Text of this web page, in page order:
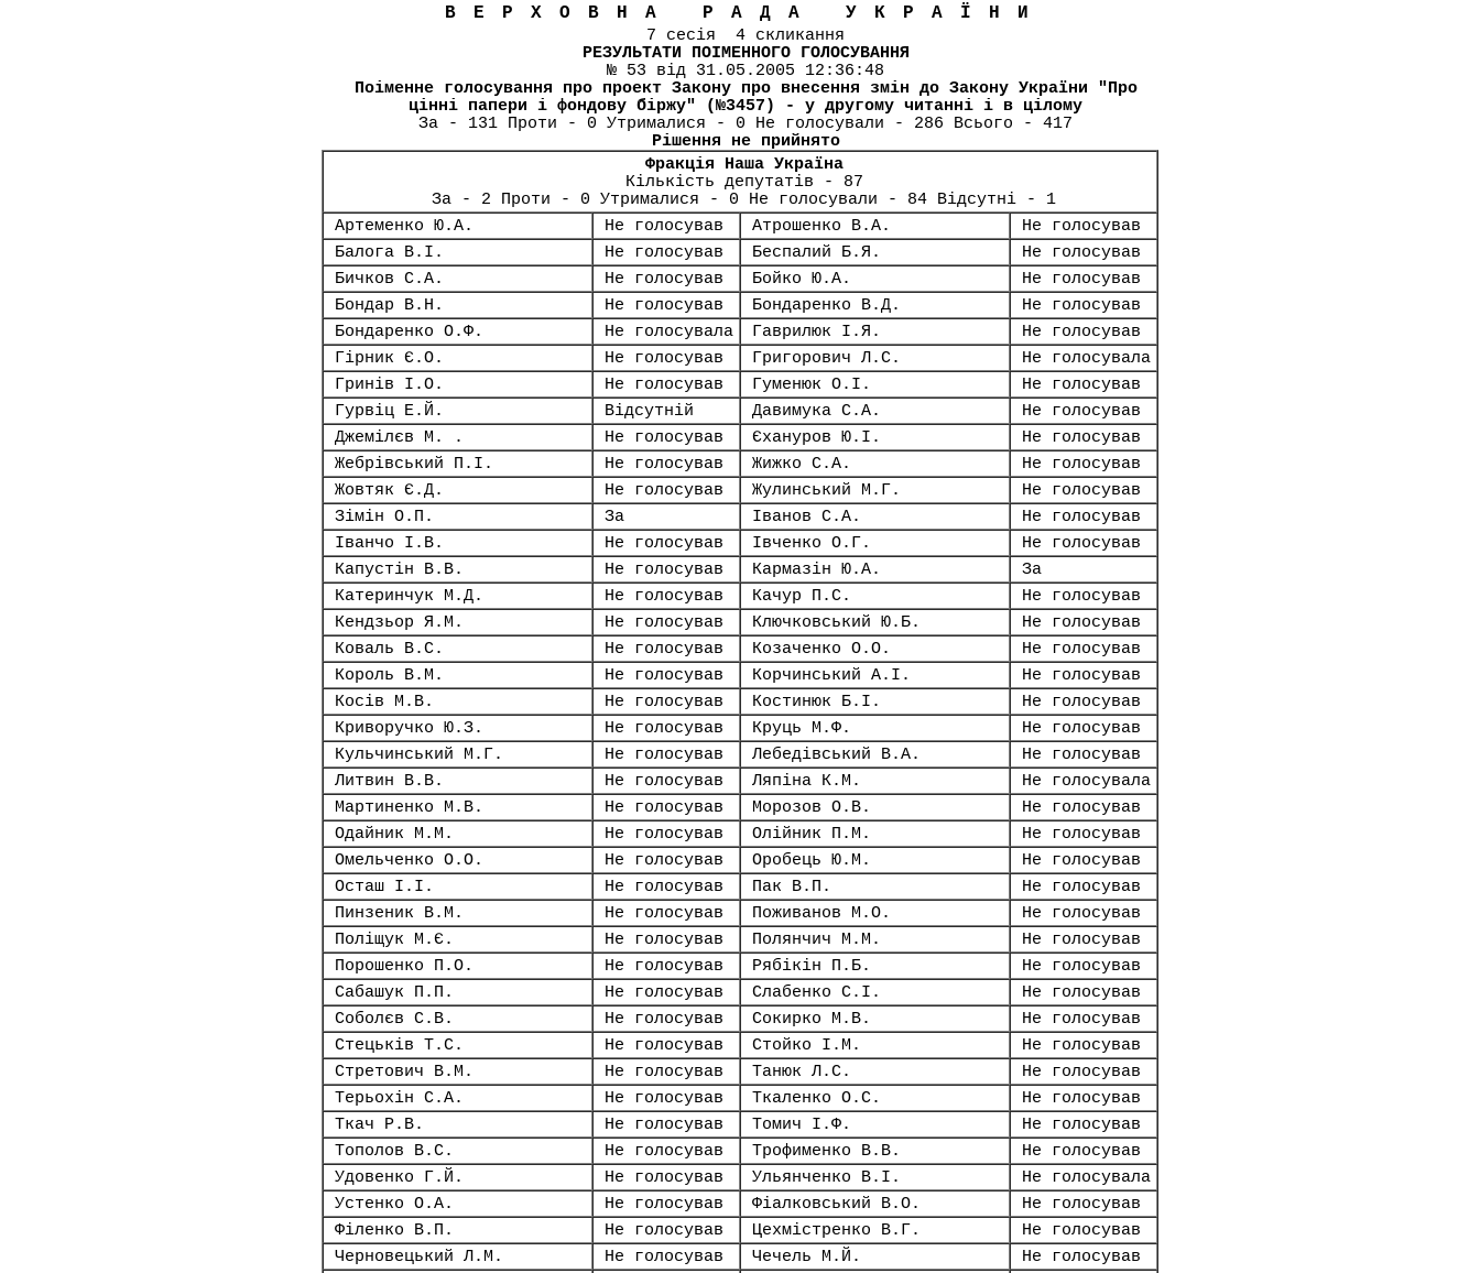
ВЕРХОВНА РАДА УКРАЇНИ
7 сесія 4 скликання
РЕЗУЛЬТАТИ ПОІМЕННОГО ГОЛОСУВАННЯ
№ 53 від 31.05.2005 12:36:48
Поіменне голосування про проект Закону про внесення змін до Закону України "Про
цінні папери і фондову біржу" (№3457) - у другому читанні і в цілому
За - 131 Проти - 0 Утрималися - 0 Не голосували - 286 Всього - 417
Рішення не прийнято
Фракція Наша Україна
Кількість депутатів - 87
За - 2 Проти - 0 Утрималися - 0 Не голосували - 84 Відсутні - 1
Артеменко Ю.А.
Не голосував Атрошенко В.А.
Не голосував
Балога В.І.
Не голосував Беспалий Б.Я.
Не голосував
Бичков С.А.
Не голосував Бойко Ю.А.
Не голосував
Бондар В.Н.
Не голосував Бондаренко В.Д.
Не голосував
Бондаренко О.Ф.
Не голосувала Гаврилюк І.Я.
Не голосував
Гірник Є.О.
Не голосував Григорович Л.С.
Не голосувала
Гринів І.О.
Не голосував Гуменюк О.І.
Не голосував
Гурвіц Е.Й.
Відсутній Давимука С.А.
Не голосував
Джемілєв М. .
Не голосував Єхануров Ю.І.
Не голосував
Жебрівський П.І.
Не голосував Жижко С.А.
Не голосував
Жовтяк Є.Д.
Не голосував Жулинський М.Г.
Не голосував
Зімін О.П.
За Іванов С.А.
Не голосував
Іванчо І.В.
Не голосував Івченко О.Г.
Не голосував
Капустін В.В.
Не голосував Кармазін Ю.А.
За
Катеринчук М.Д.
Не голосував Качур П.С.
Не голосував
Кендзьор Я.М.
Не голосував Ключковський Ю.Б.
Не голосував
Коваль В.С.
Не голосував Козаченко О.О.
Не голосував
Король В.М.
Не голосував Корчинський А.І.
Не голосував
Косів М.В.
Не голосував Костинюк Б.І.
Не голосував
Криворучко Ю.З.
Не голосував Круць М.Ф.
Не голосував
Кульчинський М.Г.
Не голосував Лебедівський В.А.
Не голосував
Литвин В.В.
Не голосував Ляпіна К.М.
Не голосувала
Мартиненко М.В.
Не голосував Морозов О.В.
Не голосував
Одайник М.М.
Не голосував Олійник П.М.
Не голосував
Омельченко О.О.
Не голосував Оробець Ю.М.
Не голосував
Осташ І.І.
Не голосував Пак В.П.
Не голосував
Пинзеник В.М.
Не голосував Поживанов М.О.
Не голосував
Поліщук М.Є.
Не голосував Полянчич М.М.
Не голосував
Порошенко П.О.
Не голосував Рябікін П.Б.
Не голосував
Сабашук П.П.
Не голосував Слабенко С.І.
Не голосував
Соболєв С.В.
Не голосував Сокирко М.В.
Не голосував
Стецьків Т.С.
Не голосував Стойко І.М.
Не голосував
Стретович В.М.
Не голосував Танюк Л.С.
Не голосував
Терьохін С.А.
Не голосував Ткаленко О.С.
Не голосував
Ткач Р.В.
Не голосував Томич І.Ф.
Не голосував
Тополов В.С.
Не голосував Трофименко В.В.
Не голосував
Удовенко Г.Й.
Не голосував Ульянченко В.І.
Не голосувала
Устенко О.А.
Не голосував Фіалковський В.О.
Не голосував
Філенко В.П.
Не голосував Цехмістренко В.Г.
Не голосував
Черновецький Л.М.
Не голосував Чечель М.Й.
Не голосував